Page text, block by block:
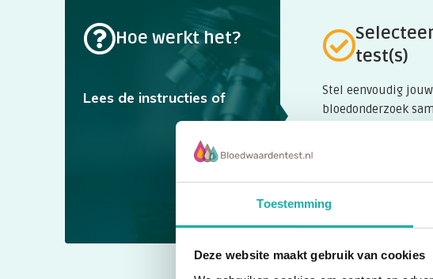
Toestemming
Deze website maakt gebruik van cookies
Hoe werkt het?
Lees de instructies of
test(s)
Stel eenvoudig jouw
bloedonderzoek